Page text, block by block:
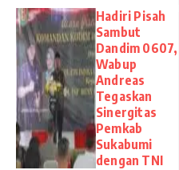
Hadiri Pisah
Sambut
Dandim 0607,
Wabup
Andreas
Tegaskan
Sinergitas
Pemkab
Sukabumi
dengan TNI